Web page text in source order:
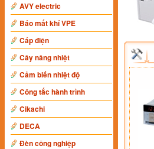
AVY electric
Báo mất khí VPE
Cáp điện
Cây nâng nhiệt
Cảm biến nhiệt độ
Công tắc hành trình
Cikachi
DECA
Đèn công nghiệp